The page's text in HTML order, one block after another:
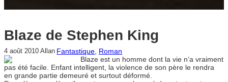
Blaze de Stephen King
4 août 2010 Allan Fantastique, Roman
Blaze est un homme dont la vie n’a vraiment
pas été facile. Enfant intelligent, la violence de son père le rendra
en grande partie demeuré et surtout déformé.